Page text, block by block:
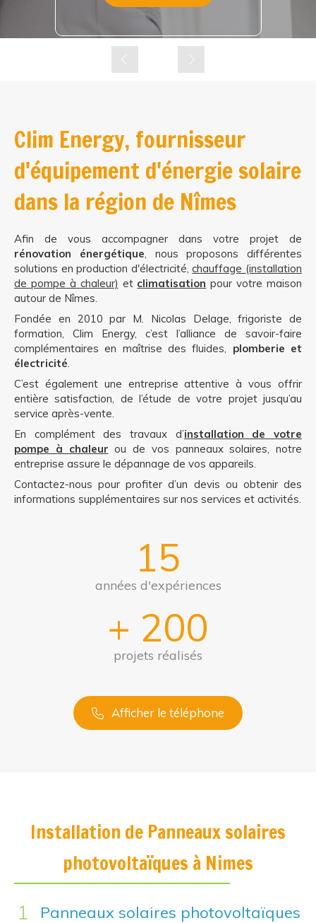
En savoir plus
En savoir plus
En savoir plus
En savoir plus
Clim Energy, fournisseur
d'équipement d'énergie solaire
dans la région de Nîmes
Afin de vous accompagner dans votre projet de
rénovation énergétique, nous proposons différentes
solutions en production d'électricité,chauffage (installation
de pompe à chaleur) et climatisation pour votre maison
autour de Nîmes.
Fondée en 2010 par M. Nicolas Delage, frigoriste de
formation, Clim Energy, c’est l’alliance de savoir-faire
complémentaires en maîtrise des fluides, plomberie et
électricité.
C’est également une entreprise attentive à vous offrir
entière satisfaction, de l’étude de votre projet jusqu’au
service après-vente.
En complément des travaux d’installation de votre
pompe à chaleur ou de vos panneaux solaires, notre
entreprise assure le dépannage de vos appareils.
Contactez-nous pour profiter d’un devis ou obtenir des
informations supplémentaires sur nos services et activités.
15
années d'expériences
+ 200
projets réalisés
Afficher le téléphone
Installation de Panneaux solaires
photovoltaïques à Nimes
Panneaux solaires photovoltaïques